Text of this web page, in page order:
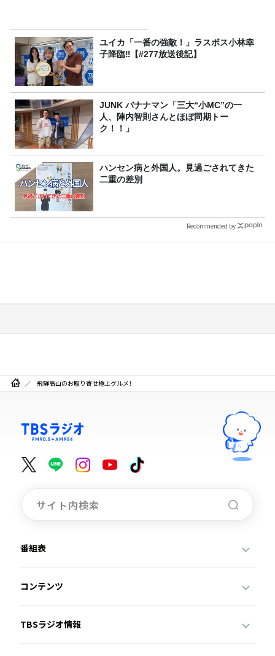
ユイカ「一番の強敵！」ラスボス小林幸
子降臨‼【#277放送後記】
JUNK バナナマン「三大“小MC”の一
人、陣内智則さんとほぼ同期トー
ク！！」
ハンセン病と外国人。見過ごされてきた
二重の差別
Recommended by
飛騨高山のお取り寄せ極上グルメ！
番組表
コンテンツ
TBSラジオ情報